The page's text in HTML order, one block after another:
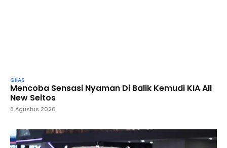
GIIAS
Mencoba Sensasi Nyaman Di Balik Kemudi KIA All
New Seltos
8 Agustus 2026